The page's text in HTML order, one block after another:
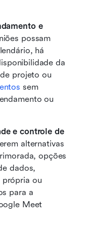
e
possam
há
da
sem
ou
e controle de
alternativas
opções
dados,
própria ou
para a
Meet